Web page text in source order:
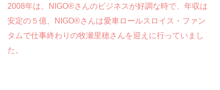
2008年は、NIGO®さんのビジネスが好調な時で、年収は
安定の５億、NIGO®さんは愛車ロールスロイス・ファン
タムで仕事終わりの牧瀬里穂さんを迎えに行っていまし
た。